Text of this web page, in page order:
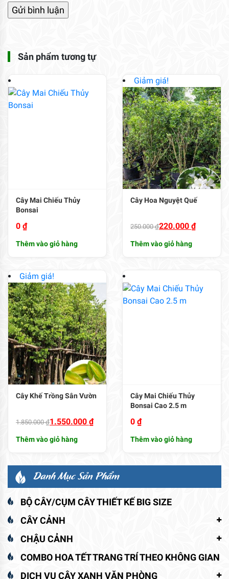
Sản phẩm tương tự
Cây Mai Chiếu Thủy
Bonsai
0 ₫
Thêm vào giỏ hàng
Giảm giá!
Cây Hoa Nguyệt Quế
250.000₫
Giá
220.000 ₫
Giá
Thêm vào giỏ hàng
Giảm giá!
Cây Khế Trồng Sân Vườn
1.850.000₫
Giá
1.550.000 ₫
Giá
1.550.000 ₫.
Thêm vào giỏ hàng
Cây Mai Chiếu Thủy
Bonsai Cao 2.5 m
0 ₫
Thêm vào giỏ hàng
Danh Mục Sản Phẩm
BỘ CÂY/CỤM CÂY THIẾT KẾ BIG SIZE
CÂY CẢNH
CHẬU CẢNH
COMBO HOA TẾT TRANG TRÍ THEO KHÔNG GIAN
DỊCH VỤ CÂY XANH VĂN PHÒNG